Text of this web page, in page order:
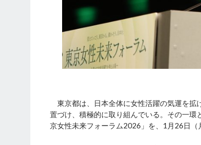
東京都は、日本全体に女性活躍の気運を拡
置づけ、積極的に取り組んでいる。その一
京女性未来フォーラム2026」を、1月26日（